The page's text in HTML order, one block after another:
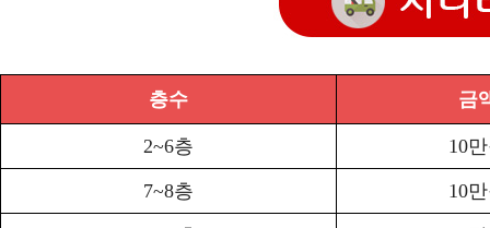
층수 금
2~6층 10
7~8층 10